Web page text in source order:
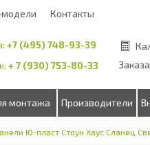
модели Контакты
+7 (495) 748-93-39
+ 7 (930) 753-80-33
монтажа Производители
Ю-пласт Стоун Хаус Сланец